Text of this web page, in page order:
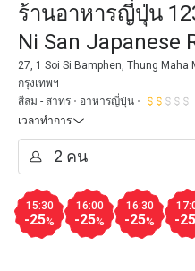
ร้านอาหารญี่ปุ่น
Ni San Japanese
27, 1 Soi Si Bamphen, Thung Maha
กรุงเทพฯ
สีลม - สาทร
อาหารญี่ปุ่น
เวลาทำการ
15:30
-25%
16:00
-25%
16:30
-25% -25